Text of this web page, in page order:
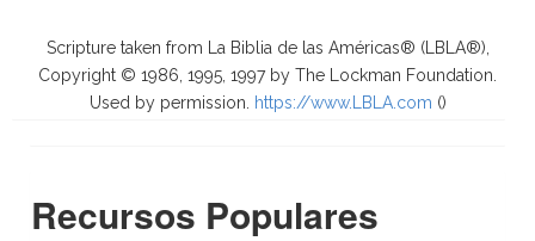
Scripture taken from La Biblia de las Américas® (LBLA®),
Copyright © 1986, 1995, 1997 by The Lockman Foundation.
Used by permission.
https://www.LBLA.com ()
Recursos Populares